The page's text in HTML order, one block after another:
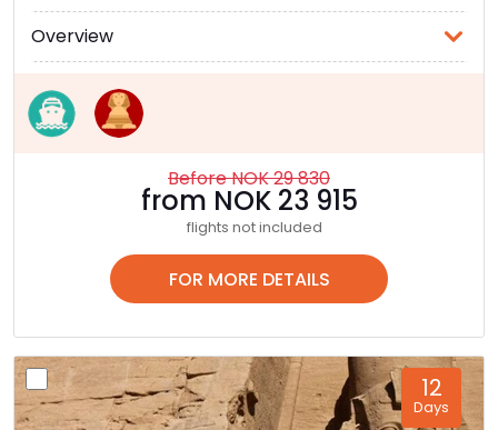
Overview
Before NOK 29 830
from NOK 23 915
flights not included
FOR MORE DETAILS
12
Days